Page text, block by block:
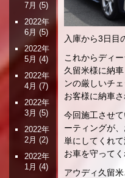
入庫から3日目
これからディ
久留米様に納
ンの厳しいチ
お客様に納車さ
今回施工させ
ーティングが
単にしてくれ
お車を守ってく
アウディ久留
7月 (5)
2022年
6月 (5)
2022年
5月 (4)
2022年
4月 (7)
2022年
3月 (5)
2022年
2月 (2)
2022年
1月 (4)